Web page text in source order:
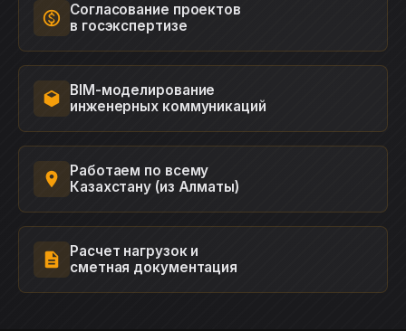
Согласование проектов
в госэкспертизе
BIM-моделирование
инженерных коммуникаций
Работаем по всему
Казахстану (из Алматы)
Расчет нагрузок и
сметная документация